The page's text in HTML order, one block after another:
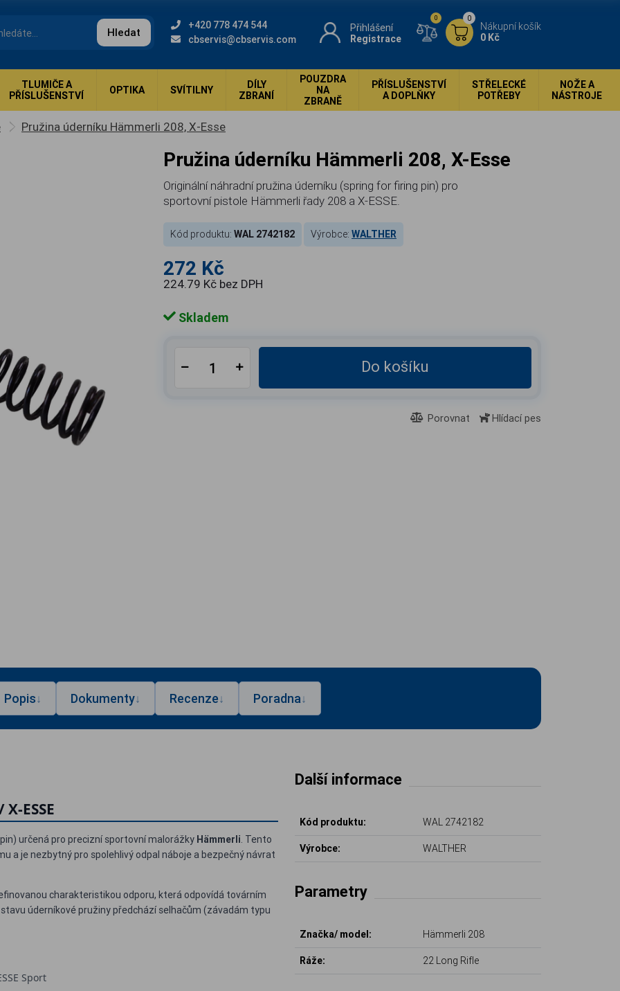
Hledat
+420 778 474 544
cbservis@cbservis.com
Přihlášení
Registrace
0
Nákupní košík
0 Kč
0
TLUMIČE A
PŘÍSLUŠENSTVÍ
OPTIKA SVÍTILNY
DÍLY
ZBRANÍ
POUZDRA
NA
ZBRANĚ
PŘÍSLUŠENSTVÍ
A DOPLŇKY
STŘELECKÉ
POTŘEBY
NOŽE A
NÁSTROJE
Pružina úderníku Hämmerli 208, X-Esse
Pružina úderníku Hämmerli 208, X-Esse
Originální náhradní pružina úderníku (spring for firing pin) pro
sportovní pistole Hämmerli řady 208 a X-ESSE.
Kód produktu: WAL 2742182 Výrobce: WALTHER
272 Kč
224.79 Kč bez DPH
Skladem
Do košíku
Porovnat Hlídací pes
Popis↓ Dokumenty↓ Recenze↓ Poradna↓
ESSE
určená pro precizní sportovní malorážky Hämmerli. Tento
a je nezbytný pro spolehlivý odpal náboje a bezpečný návrat
charakteristikou odporu, která odpovídá továrním
úderníkové pružiny předchází selhačům (závadám typu
Sport
Další informace
Kód produktu: WAL 2742182
Výrobce: WALTHER
Parametry
Značka/ model: Hämmerli 208
Ráže: 22 Long Rifle